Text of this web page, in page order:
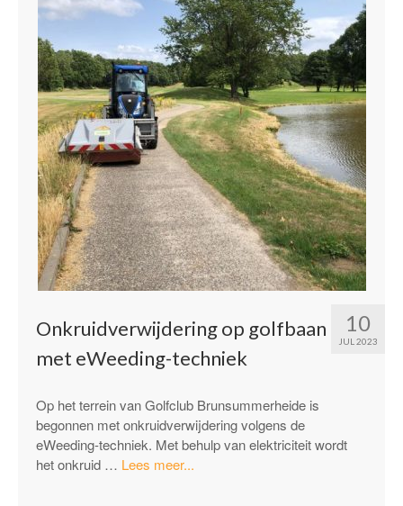
10
JUL 2023
Onkruidverwijdering op golfbaan
met eWeeding-techniek
Op het terrein van Golfclub Brunsummerheide is
begonnen met onkruidverwijdering volgens de
eWeeding-techniek. Met behulp van elektriciteit wordt
het onkruid … Lees meer...